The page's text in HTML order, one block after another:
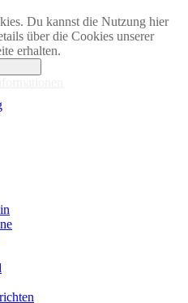
Du kannst die Nutzung hier
über die Cookies unserer
erhalten.